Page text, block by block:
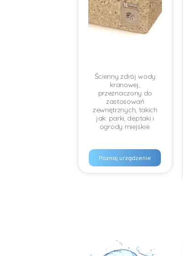
Ścienny zdrój wody
kranowej,
przeznaczony do
zastosowań
zewnętrznych, takich
jak: parki, deptaki i
ogrody miejskie.
Poznaj urządzenie